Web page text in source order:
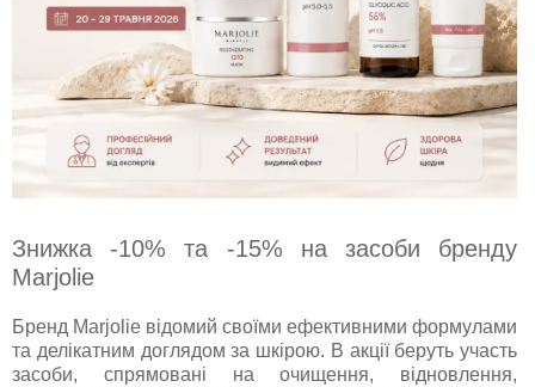
Знижка -10% та -15% на засоби бренду
Marjolie
Бренд Marjolie відомий своїми ефективними формулами
та делікатним доглядом за шкірою. В акції беруть участь
засоби, спрямовані на очищення, відновлення,